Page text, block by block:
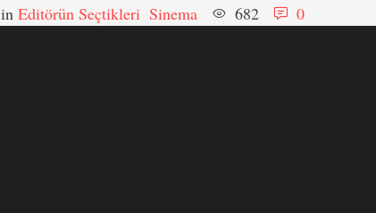
in Editörün Seçtikleri Sinema 682 0